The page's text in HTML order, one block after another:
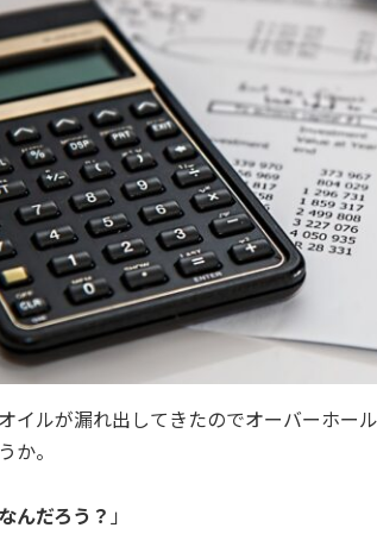
イルが漏れ出してきたのでオーバーホー
か。
んだろう？ 」